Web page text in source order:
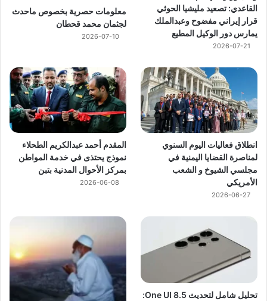
القاعدي: تصعيد مليشيا الحوثي
قرار إيراني مفضوح وعبدالملك
يمارس دور الوكيل المطيع
2026-07-21
معلومات حصرية بخصوص ماحدث
لجثمان محمد قحطان
2026-07-10
انطلاق فعاليات اليوم السنوي
لمناصرة القضايا اليمنية في
مجلسي الشيوخ و الشعب
الأمريكي
2026-06-27
المقدم أحمد عبدالكريم الطحلاء
نموذج يحتذى في خدمة المواطن
بمركز الأحوال المدنية بتبن
2026-06-08
تحليل شامل لتحديث One UI 8.5: